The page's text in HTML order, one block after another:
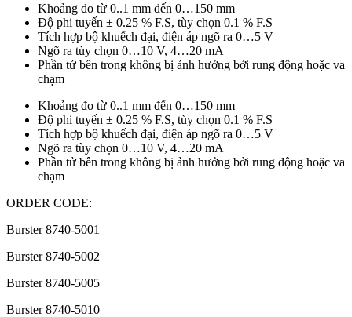
Khoảng đo từ 0..1 mm đến 0…150 mm
Độ phi tuyến ± 0.25 % F.S, tùy chọn 0.1 % F.S
Tích hợp bộ khuếch đại, điện áp ngõ ra 0…5 V
Ngõ ra tùy chọn 0…10 V, 4…20 mA
Phần tử bên trong không bị ảnh hưởng bởi rung động hoặc va
chạm
Khoảng đo từ 0..1 mm đến 0…150 mm
Độ phi tuyến ± 0.25 % F.S, tùy chọn 0.1 % F.S
Tích hợp bộ khuếch đại, điện áp ngõ ra 0…5 V
Ngõ ra tùy chọn 0…10 V, 4…20 mA
Phần tử bên trong không bị ảnh hưởng bởi rung động hoặc va
chạm
ORDER CODE:
Burster 8740-5001
Burster 8740-5002
Burster 8740-5005
Burster 8740-5010